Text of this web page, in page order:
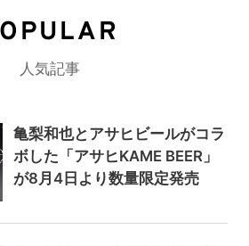
人気記事
亀梨和也とアサヒビールがコラ
ボした「アサヒKAME BEER」
が8月4日より数量限定発売